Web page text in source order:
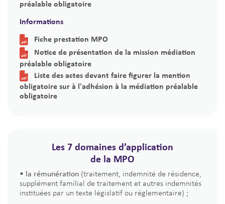
préalable obligatoire
Informations
Fiche prestation MPO
Notice de présentation de la mission médiation
préalable obligatoire
Liste des actes devant faire figurer la mention
obligatoire sur à l'adhésion à la médiation préalable
obligatoire
Les 7 domaines d’application
de la MPO
• la rémunération (traitement, indemnité de résidence,
supplément familial de traitement et autres indemnités
instituées par un texte législatif ou réglementaire) ;